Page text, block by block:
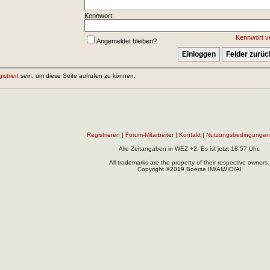
Kennwort:
Kennwort
Angemeldet bleiben?
sein, um diese Seite aufrufen zu können.
Registrieren Forum-Mitarbeiter| Kontakt Nutzungsbedingungen
Alle Zeitangaben in WEZ +2. Es ist jetzt 18:57 Uhr.
All trademarks are the property of their respective owners.
Copyright ©2019 Boerse.IM/AM/IO/AI